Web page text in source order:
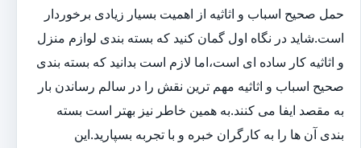
حمل صحیح اسباب و اثاثیه از اهمیت بسیار زیادی برخوردار
است.شاید در نگاه اول گمان کنید که بسته بندی لوازم منزل
و اثاثیه کار ساده ای است،اما لازم است بدانید که بسته بندی
صحیح اسباب و اثاثیه مهم ترین نقش را در سالم رساندن بار
به مقصد ایفا می کنند.به همین خاطر نیز بهتر است بسته
بندی آن ها را به کارگران خبره و با تجربه بسپارید.این